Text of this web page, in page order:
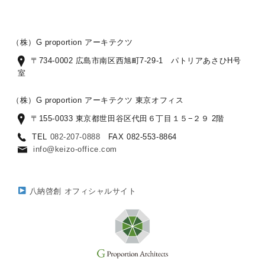
（株）G proportion アーキテクツ
〒734-0002 広島市南区西旭町7-29-1 パトリアあさひH号
室
（株）G proportion アーキテクツ 東京オフィス
〒155-0033 東京都世田谷区代田６丁目１５−２９ 2階
TEL 082-207-0888 FAX 082-553-8864
info@keizo-office.com
八納啓創 オフィシャルサイト